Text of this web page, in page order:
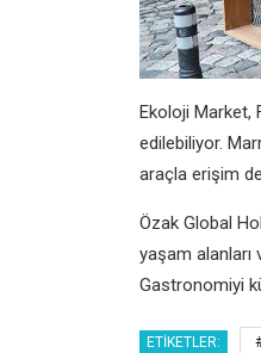
Ekoloji Market,
edilebiliyor.
araçla erişim
Özak Global
yaşam alanları
Gastronomiyi
ETIKETLER: